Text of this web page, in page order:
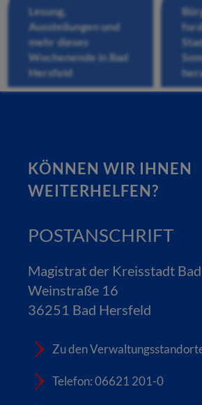
Lesung,
Ausstellungen und
mehr dieses
Wochenende in Bad
Hersfeld
KÖNNEN WIR IHNEN
WEITERHELFEN?
POSTANSCHRIFT
Magistrat der Kreisstadt
Weinstraße 16
36251 Bad Hersfeld
Zu den
Telefon: 06621 201-0